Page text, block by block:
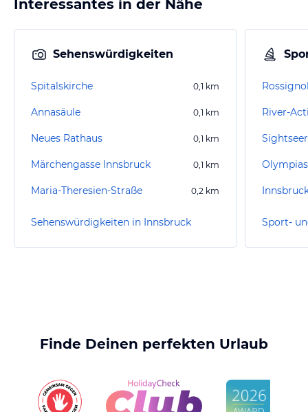
Interessantes in der Nähe
Sehenswürdigkeiten
Spitalskirche 0,1 km
Annasäule 0,1 km
Neues Rathaus 0,1 km
Märchengasse Innsbruck 0,1 km
Maria-Theresien-Straße 0,2 km
Sehenswürdigkeiten in Innsbruck
River-
Sightseer
Finde Deinen perfekten Urlaub